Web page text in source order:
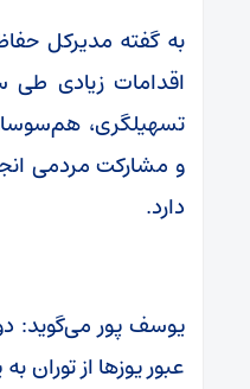
به گفته مدیرکل
اقدامات زیادی
تسهیلگری،
و مشارکت مردمی
دارد.
یوسف پور می‌گوید:
عبور یوزها از توران